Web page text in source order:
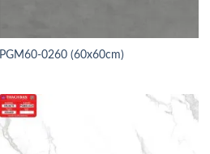
PGM60-0260 (60x60cm)